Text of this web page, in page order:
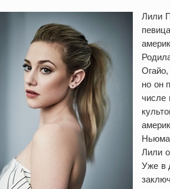
Лили
но он
числе
Лили
Уже в